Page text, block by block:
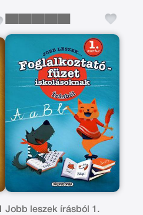
Jobb leszek írásból 1.